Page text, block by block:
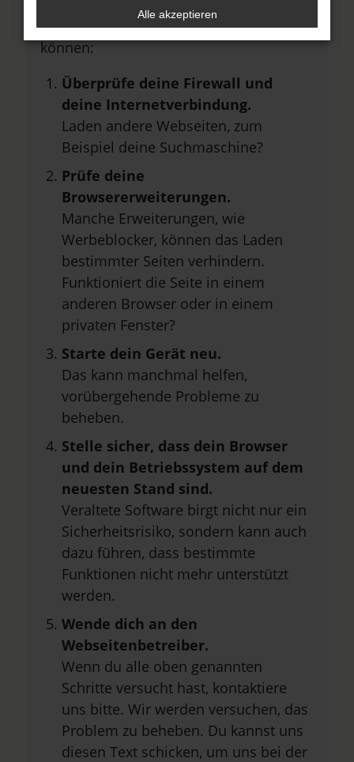
Hier sind ein paar Tipps, die dir helfen
können:
Überprüfe deine Firewall und
deine Internetverbindung.
Laden andere Webseiten, zum
Beispiel deine Suchmaschine?
Prüfe deine
Browsererweiterungen.
Manche Erweiterungen, wie
Werbeblocker, können das Laden
bestimmter Seiten verhindern.
Funktioniert die Seite in einem
anderen Browser oder in einem
privaten Fenster?
Starte dein Gerät neu.
Das kann manchmal helfen,
vorübergehende Probleme zu
beheben.
Stelle sicher, dass dein Browser
und dein Betriebssystem auf dem
neuesten Stand sind.
Veraltete Software birgt nicht nur ein
Sicherheitsrisiko, sondern kann auch
dazu führen, dass bestimmte
Funktionen nicht mehr unterstützt
werden.
Wende dich an den
Webseitenbetreiber.
Wenn du alle oben genannten
Schritte versucht hast, kontaktiere
uns bitte. Wir werden versuchen, das
Problem zu beheben. Du kannst uns
diesen Text schicken, um uns bei der
Alle akzeptieren